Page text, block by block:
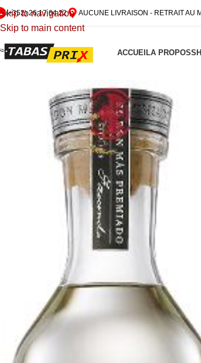
Skip to navigation
Skip to main content
(+352) 26 17 64 22 AUCUNE LIVRAISON - RETRAIT AU
ACCUEILA PROPOS